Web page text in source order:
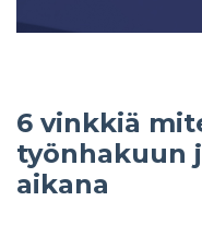
6 vinkkiä
työnhakuun
aikana